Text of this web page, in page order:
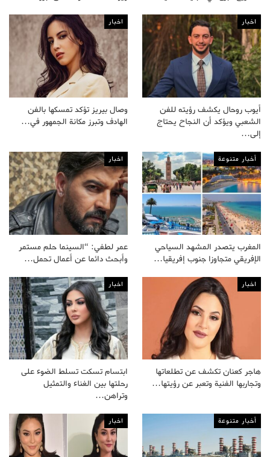
اخبار
أيوب روحال يكشف رؤيته للفن
الشعبي ويؤكد أن النجاح يحتاج
إلى…
اخبار
وصال بيريز تؤكد تمسكها بالفن
الهادف وتبرز مكانة الجمهور في…
أخبار متنوعة
المغرب يتصدر المشهد السياحي
الإفريقي متجاوزا جنوب إفريقيا…
اخبار
عمر لطفي: “السينما حلم مستمر
وأبحث دائما عن أعمال تحمل…
اخبار
هاجر كعنان تكشف عن تطلعاتها
وتجاربها الفنية وتعبر عن رؤيتها…
اخبار
ابتسام تسكت تسلط الضوء على
رحلتها بين الغناء والتمثيل
وتراهن…
أخبار متنوعة اخبار